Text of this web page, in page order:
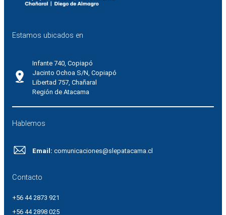
Estamos ubicados en
Infante 740, Copiapó
Jacinto Ochoa S/N, Copiapó
Libertad 757, Chañaral
Región de Atacama
Hablemos
Email: comunicaciones@slepatacama.cl
Contacto
+56 44 2873 921
+56 44 2898 025